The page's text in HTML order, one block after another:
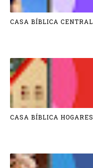
CASA BÍBLICA CENTRAL
CASA BÍBLICA HOGARES